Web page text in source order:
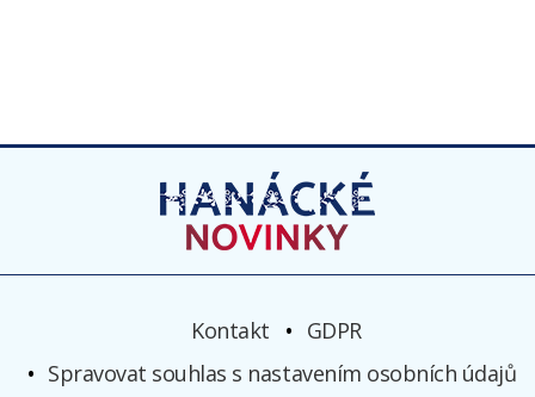
Kontakt
GDPR
Spravovat souhlas s nastavením osobních údajů